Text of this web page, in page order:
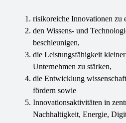
risikoreiche Innovationen zu
den Wissens- und
beschleunigen,
die Leistungsfähigkeit
Unternehmen zu stärken,
die Entwicklung
fördern sowie
Innovationsaktivitäten in
Nachhaltigkeit, Energie,